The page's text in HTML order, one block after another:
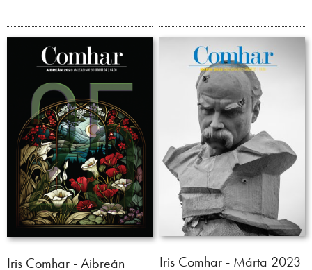
Iris Comhar - Aibreán
Iris Comhar - Márta 2023